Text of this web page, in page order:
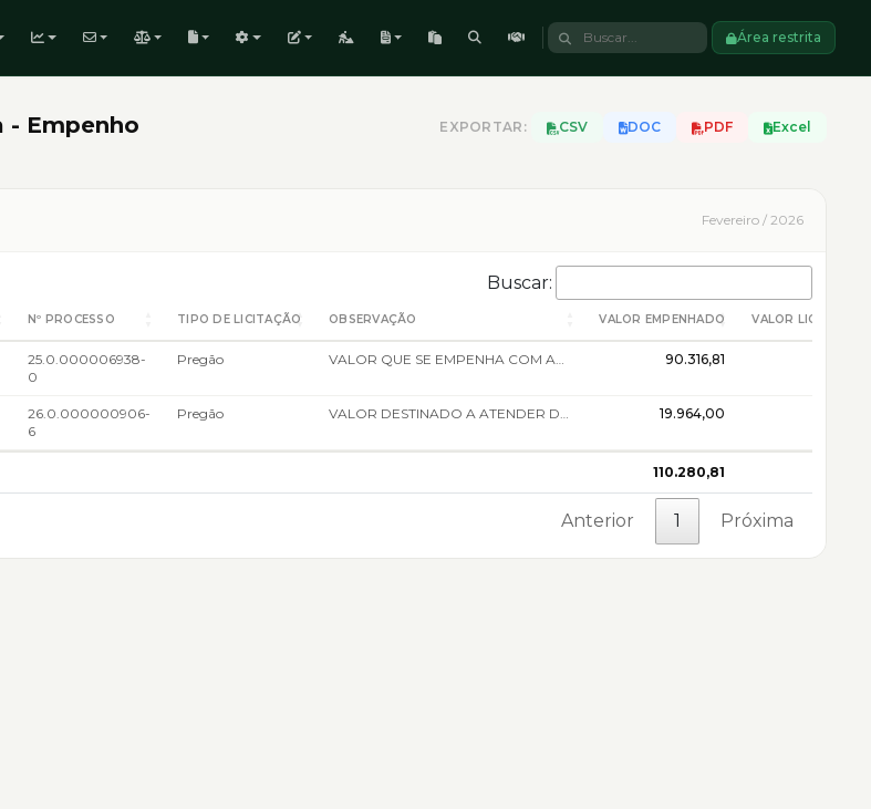
Área restrita
- Empenho EXPORTAR: CSV DOC PDF Excel
Fevereiro / 2026
Buscar:
Nº PROCESSO TIPO DE LICITAÇÃO OBSERVAÇÃO VALOR EMPENHADO VALOR LIQUIDADO
25.0.000006938-
0
Pregão VALOR QUE SE EMPENHA COM AQUISIÇÃO DE ÁGUA MINERAL COM BASE NO 1° TERMO ADIT. PARA O EXERC. DE 2026 CONSTANTE NOS AUTOS VINC. AO PROC. Nº 24.0.000001674-4: (DFD) (0012549); PAREC. JURÍDICO N.º 025/2024 ASSEJUR (0012549); TR (0012549); ED. PREGÃO ELETR SRP N.º 004/2024-DPE/AP (0012567); ESTUDO TÉC. PRELIMINAR 02/2024 (0012567); PAREC. TÉC. Nº 368/2024-CACI/DPE-AP (0012567); ARP Nº 010/2024-DPE/AP (0012567). VINC. AO PROC. Nº 25.0.000004597-0: PAREC. TÉC. CONTÁBIL Nº 19/2025-CCPC/DPE-AP (0109258); PAREC. JURÍDICO Nº 099/2025- (0114011); 1° TERMO ADIT. (0114929). VINC. AO PROC. Nº 25.0.000006938-0: SOLICITAÇÃO COORD. SERV. GERAIS (0127707); CONTRATO Nº 033/2025 - DPE/AP (0130180); DESPACHO DCC (0187223) E AUTORIZO DO ORDENADOR DE DESPESA DPG JOSE RODRIGUES DOS SANTOS NETO EM 03/02/2026, AS 08:35, (0187352). 90.316,81
26.0.000000906-
6
Pregão VALOR DESTINADO A ATENDER DESPESA COM AQUISIÇÃO DE GÁS LIQUEFEITO DE PETRÓLEO (RECARGA E BOTIJÃO COMPLETO), PARA SUPRIR AS DEMANDAS DA DPE/AP NO EXERCÍCIO DE 2026 (SEDE, ANEXOS I E II E NÚCLEOS REGIONAIS). CONSTANTE NOS AUTOS VINC. AO PROC. 24.0.000000529-7 EDITAL PREGÃO ELETRÔNICO SRP. N.º 011/2024 (0034526): PARECER JURÍDICO Nº 072/2024 - SDPG.ADM (0030375); TERMO DE REFERÊNCIA (0032144); PARECER TÉCNICO CONTÁBIL Nº. 011/2024 CCPC/DPE-AP (0038820); PARECER TÉCNICO N° 669/2024-CACI/ DPEAP (0042201); ATA DE REGISTRO DE PREÇOS N.º 028/2024 - DPE/AP (0043331); VINC. AO PROCESSO 26.0.000000906-6: DESPACHO CSG (00187636); DESPACHO DCC (0189538) E AUTORIZAÇÃO DO ORDENADOR DE DESPESAS DPG JOSÉ RODRIGUES DOS SANTOS NETO EM 06/02/2025, ÀS 11:30 (0189736) DO PROCESSO EM EPÍGRAFE. 19.964,00
110.280,81
Anterior 1 Próxima